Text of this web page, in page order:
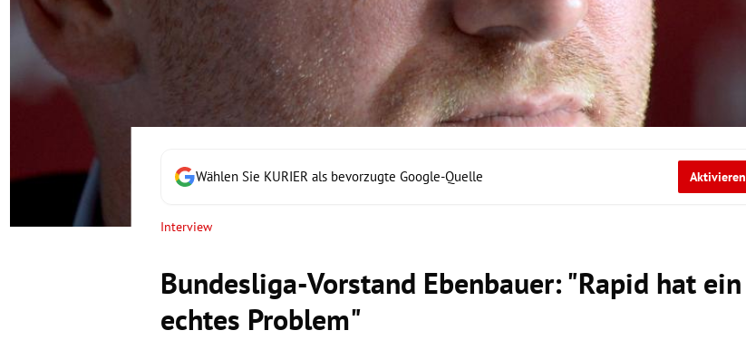
Untermenü
Untermenü
Untermenü
Untermenü
Wählen Sie KURIER als bevorzugte Google-Quelle Aktivieren
Interview
Bundesliga-Vorstand Ebenbauer: "Rapid hat ein
echtes Problem"